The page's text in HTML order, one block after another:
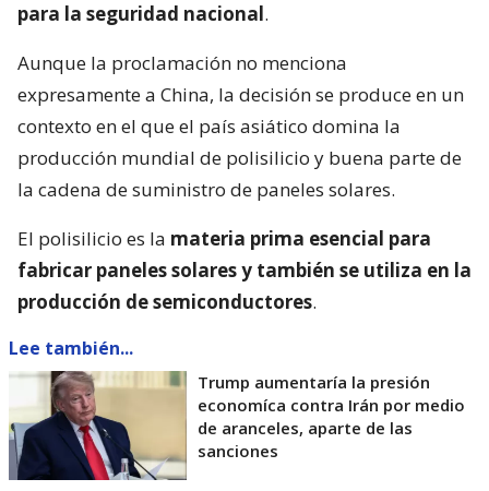
para la seguridad nacional.
Aunque la proclamación no menciona
expresamente a China, la decisión se produce en un
contexto en el que el país asiático domina la
producción mundial de polisilicio y buena parte de
la cadena de suministro de paneles solares.
El polisilicio es la materia prima esencial para
fabricar paneles solares y también se utiliza en la
producción de semiconductores.
Lee también...
Trump aumentaría la presión
economíca contra Irán por medio
de aranceles, aparte de las
sanciones